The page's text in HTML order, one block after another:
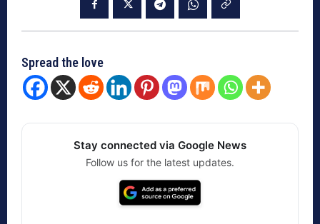
Spread the love
Stay connected via Google News
Follow us for the latest updates.